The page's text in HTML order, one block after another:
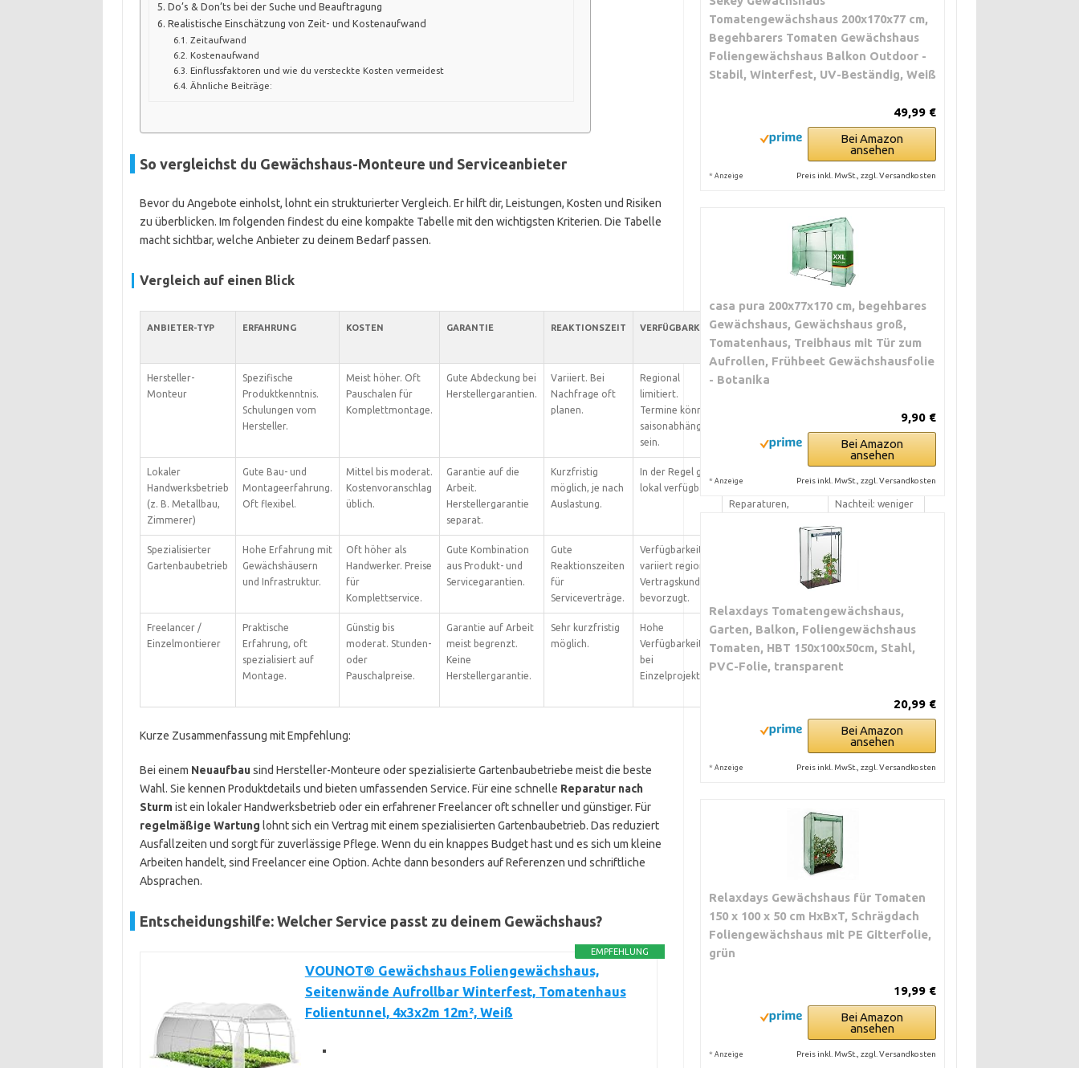
Do’s & Don’ts bei der Suche und Beauftragung
Realistische Einschätzung von Zeit- und Kostenaufwand
Zeitaufwand
Kostenaufwand
Einflussfaktoren und wie du versteckte Kosten vermeidest
Ähnliche Beiträge:
So vergleichst du Gewächshaus-Monteure und Serviceanbieter
Bevor du Angebote einholst, lohnt ein strukturierter Vergleich. Er hilft dir, Leistungen, Kosten und Risiken
zu überblicken. Im folgenden findest du eine kompakte Tabelle mit den wichtigsten Kriterien. Die Tabelle
macht sichtbar, welche Anbieter zu deinem Bedarf passen.
Vergleich auf einen Blick
ANBIETER-TYP ERFAHRUNG KOSTEN GARANTIE REAKTIONSZEIT VERFÜGBARKEIT
TYPISCHE
LEISTUNGEN
VORTEILE /
NACHTEILE
Hersteller-
Monteur
Spezifische
Produktkenntnis.
Schulungen vom
Hersteller.
Meist höher. Oft
Pauschalen für
Komplettmontage.
Gute Abdeckung bei
Herstellergarantien.
Variiert. Bei
Nachfrage oft
planen.
Regional
limitiert.
Termine können
saisonabhängig
sein.
Neuaufbau,
Nachteil: Teurer.
Lokaler
Handwerksbetrieb
(z. B. Metallbau,
Zimmerer)
Gute Bau- und
Montageerfahrung.
Oft flexibel.
Mittel bis moderat.
Kostenvoranschlag
üblich.
Garantie auf die
Arbeit.
Herstellergarantie
separat.
Kurzfristig
möglich, je nach
Auslastung.
In der Regel gut
lokal verfügbar.
Anpassungen,
Reparaturen,
und schnell.
Nachteil: weniger
Spezialisierter
Gartenbaubetrieb
Hohe Erfahrung mit
Gewächshäusern
und Infrastruktur.
Oft höher als
Handwerker. Preise
für
Komplettservice.
Gute Kombination
aus Produkt- und
Servicegarantien.
Gute
Reaktionszeiten
für
Serviceverträge.
Verfügbarkeit
variiert regional.
Vertragskunden
bevorzugt.
Komplettmontage,
Klimasteuerung,
Vorteil: Rundum-
Service. Nachteil:
Kosten und
Freelancer /
Einzelmontierer
Praktische
Erfahrung, oft
spezialisiert auf
Montage.
Günstig bis
moderat. Stunden-
oder
Pauschalpreise.
Garantie auf Arbeit
meist begrenzt.
Keine
Herstellergarantie.
Sehr kurzfristig
möglich.
Hohe
Verfügbarkeit
bei
Einzelprojekten.
Kleinere Montagen,
Reparaturen,
Aufbau bei
Standardmodellen.
Vorteil: günstig
und flexibel.
Kurze Zusammenfassung mit Empfehlung:
Bei einem Neuaufbausind Hersteller-Monteure oder spezialisierte Gartenbaubetriebe meist die beste
Wahl. Sie kennen Produktdetails und bieten umfassenden Service. Für eine schnelle Reparatur nach
Sturmist ein lokaler Handwerksbetrieb oder ein erfahrener Freelancer oft schneller und günstiger. Für
regelmäßige Wartung lohnt sich ein Vertrag mit einem spezialisierten Gartenbaubetrieb. Das reduziert
Ausfallzeiten und sorgt für zuverlässige Pflege. Wenn du ein knappes Budget hast und es sich um kleine
Arbeiten handelt, sind Freelancer eine Option. Achte dann besonders auf Referenzen und schriftliche
Absprachen.
Entscheidungshilfe: Welcher Service passt zu deinem Gewächshaus?
EMPFEHLUNG
VOUNOT® Gewächshaus Foliengewächshaus,
Seitenwände Aufrollbar Winterfest, Tomatenhaus
Folientunnel, 4x3x2m 12m², Weiß
Tomatengewächshaus 200x170x77 cm,
Begehbarers Tomaten Gewächshaus
Foliengewächshaus Balkon Outdoor -
Stabil, Winterfest, UV-Beständig, Weiß
49,99 €
Bei Amazon
ansehen
* Anzeige Preis inkl. MwSt., zzgl. Versandkosten
casa pura 200x77x170 cm, begehbares
Gewächshaus, Gewächshaus groß,
Tomatenhaus, Treibhaus mit Tür zum
Aufrollen, Frühbeet Gewächshausfolie
- Botanika
9,90 €
Bei Amazon
ansehen
* Anzeige Preis inkl. MwSt., zzgl. Versandkosten
Relaxdays Tomatengewächshaus,
Garten, Balkon, Foliengewächshaus
Tomaten, HBT 150x100x50cm, Stahl,
PVC-Folie, transparent
20,99 €
Bei Amazon
ansehen
* Anzeige Preis inkl. MwSt., zzgl. Versandkosten
Relaxdays Gewächshaus für Tomaten
150 x 100 x 50 cm HxBxT, Schrägdach
Foliengewächshaus mit PE Gitterfolie,
grün
19,99 €
Bei Amazon
ansehen
* Anzeige Preis inkl. MwSt., zzgl. Versandkosten